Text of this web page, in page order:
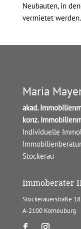
Neubauten, in
vermietet
Maria
akad.
konz.
Individuelle
Stockerau
Immoberater
Stockerauerstraße
A-2100 Korneuburg